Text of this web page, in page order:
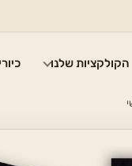
הקולקציות שלנו